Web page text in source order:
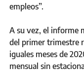
empleos”.
A su vez, el informe
del primer trimestre
iguales meses de
mensual sin